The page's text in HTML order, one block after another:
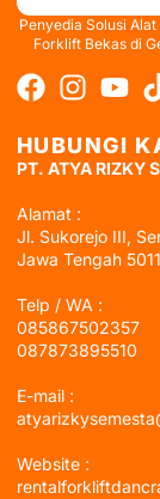
Penyedia Solusi
Forklift Bekas di
HUBUNGI
PT. ATYA RIZKY
Alamat :
Jl. Sukorejo III,
Jawa Tengah
Telp / WA :
085867502357
087873895510
E-mail :
Website :